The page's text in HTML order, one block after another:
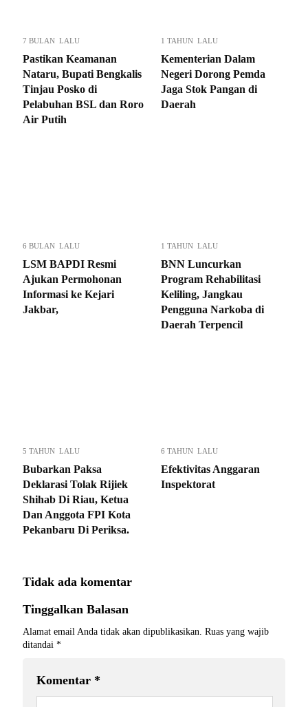
7 BULAN LALU
Pastikan Keamanan
Nataru, Bupati Bengkalis
Tinjau Posko di
Pelabuhan BSL dan Roro
Air Putih
1 TAHUN LALU
Kementerian Dalam
Negeri Dorong Pemda
Jaga Stok Pangan di
Daerah
6 BULAN LALU
LSM BAPDI Resmi
Ajukan Permohonan
Informasi ke Kejari
Jakbar,
1 TAHUN LALU
BNN Luncurkan
Program Rehabilitasi
Keliling, Jangkau
Pengguna Narkoba di
Daerah Terpencil
5 TAHUN LALU
Bubarkan Paksa
Deklarasi Tolak Rijiek
Shihab Di Riau, Ketua
Dan Anggota FPI Kota
Pekanbaru Di Periksa.
6 TAHUN LALU
Efektivitas Anggaran
Inspektorat
Tidak ada komentar
Tinggalkan Balasan
Alamat email Anda tidak akan dipublikasikan. Ruas yang wajib
ditandai *
Komentar *